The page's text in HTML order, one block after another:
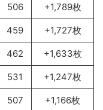
506 +1,789枚
459 +1,727枚
462 +1,633枚
531 +1,247枚
507 +1,166枚